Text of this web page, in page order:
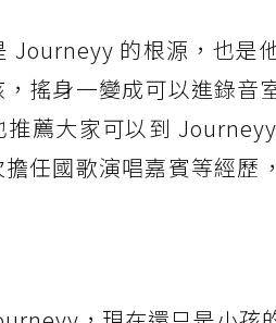
的根源，也是
搖身一變成可以進錄音
薦大家可以到
任國歌演唱嘉賓等經歷